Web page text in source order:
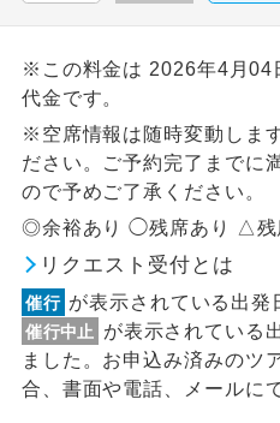
※この料金は 2026年4月04
代金です。
※空席情報は随時変動しま
ださい。ご予約完了までに
ので予めご了承ください。
◎余裕あり ◯残席あり △残
リクエスト受付とは
催行 が表示されている出発
催行中止
が表示されている
ました。お申込み済みのツ
合、書面や電話、メールに